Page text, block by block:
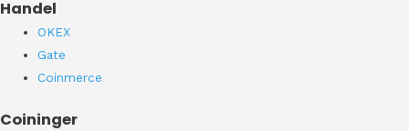
Handel
OKEX
Gate
Coinmerce
Coininger